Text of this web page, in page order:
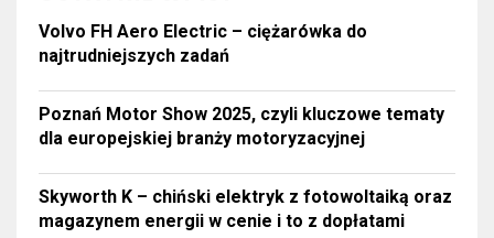
Volvo FH Aero Electric – ciężarówka do
najtrudniejszych zadań
Poznań Motor Show 2025, czyli kluczowe tematy
dla europejskiej branży motoryzacyjnej
Skyworth K – chiński elektryk z fotowoltaiką oraz
magazynem energii w cenie i to z dopłatami